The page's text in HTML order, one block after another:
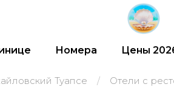
Номера Цены
Туапсе Отели с